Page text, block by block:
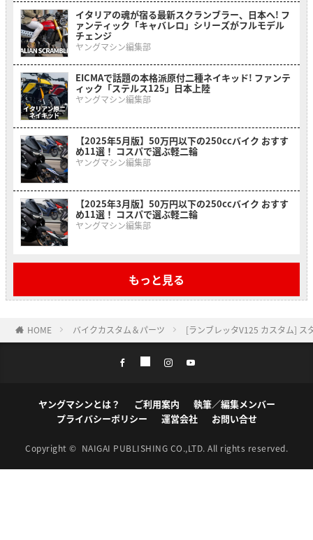
イタリアの魂が宿る最新スクランブラー、日本へ! フ
ァンティック「キャバレロ」シリーズがフルモデル
チェンジ
ヤングマシン編集部
EICMAで話題の本格派原付二種ネイキッド! ファンテ
ィック「ステルス125」日本上陸
ヤングマシン編集部
【2025年5月版】50万円以下の250ccバイク おすす
め11選！ コスパで選ぶ軽二輪
ヤングマシン編集部
【2025年3月版】50万円以下の250ccバイク おすす
め11選！ コスパで選ぶ軽二輪
ヤングマシン編集部
もっと見る
HOME バイクカスタム＆パーツ [ランブレッタV125 カスタム] ス
ヤングマシンとは？ ご利用案内
執筆／編集メンバー
プライバシーポリシー
運営会社 お問い合せ
Copyright © NAIGAI PUBLISHING CO.,LTD. All rights reserved.